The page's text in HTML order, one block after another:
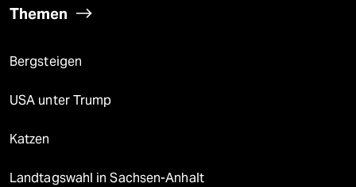
Themen
Bergsteigen
USA unter Trump
Katzen
Landtagswahl in Sachsen-Anhalt